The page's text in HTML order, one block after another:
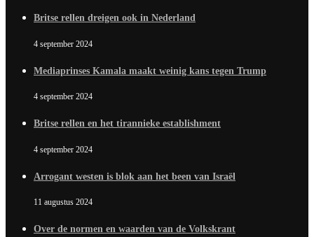
Britse rellen dreigen ook in Nederland
4 september 2024
Mediaprinses Kamala maakt weinig kans tegen Trump
4 september 2024
Britse rellen en het tirannieke establishment
4 september 2024
Arrogant westen is blok aan het been van Israël
11 augustus 2024
Over de normen en waarden van de Volkskrant